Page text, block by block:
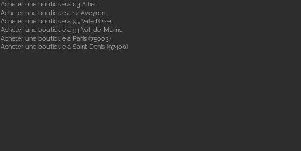
Acheter une boutique à 03 Allier
Acheter une boutique à 12 Aveyron
Acheter une boutique à 95 Val-d'Oise
Acheter une boutique à 94 Val-de-Marne
Acheter une boutique à Paris (75003)
Acheter une boutique à Saint Denis (97400)